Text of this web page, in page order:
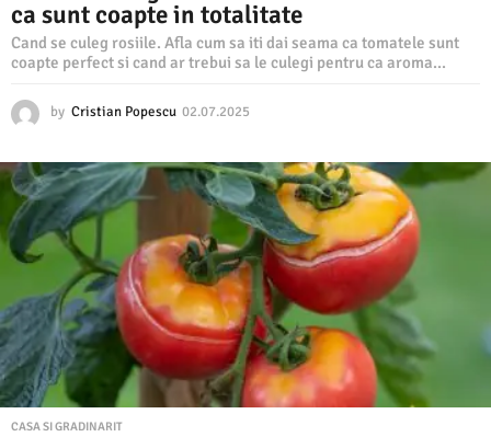
ca sunt coapte in totalitate
Cand se culeg rosiile. Afla cum sa iti dai seama ca tomatele sunt
coapte perfect si cand ar trebui sa le culegi pentru ca aroma...
by Cristian Popescu 02.07.2025
0
7
.
2
0
CASA SI GRADINARIT